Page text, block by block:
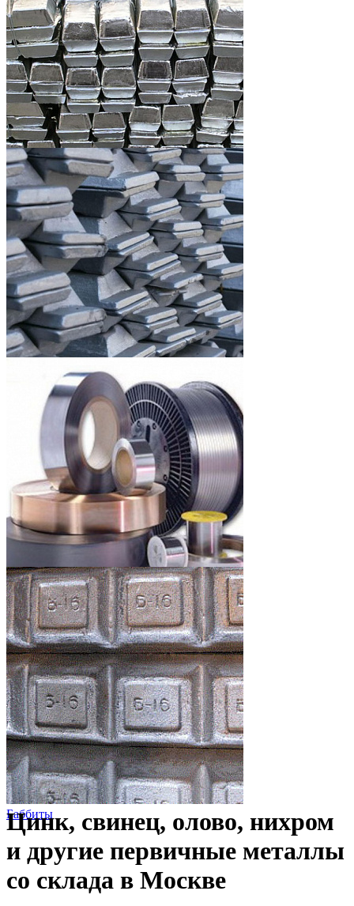
Свинец чушка
Олово чушка
Лента и проволока нихром
Баббиты
Цинк, свинец, олово, нихром
и другие первичные металлы
со склада в Москве